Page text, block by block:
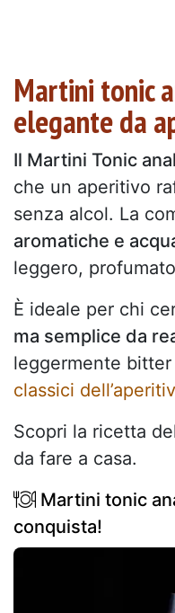
Martini tonic
elegante da
Il Martini Tonic
che un aperitivo
senza alcol. La
aromatiche e
leggero,
È ideale per chi
ma semplice da
leggermente
classici
Scopri la ricetta
da fare a casa.
Martini tonic
conquista!